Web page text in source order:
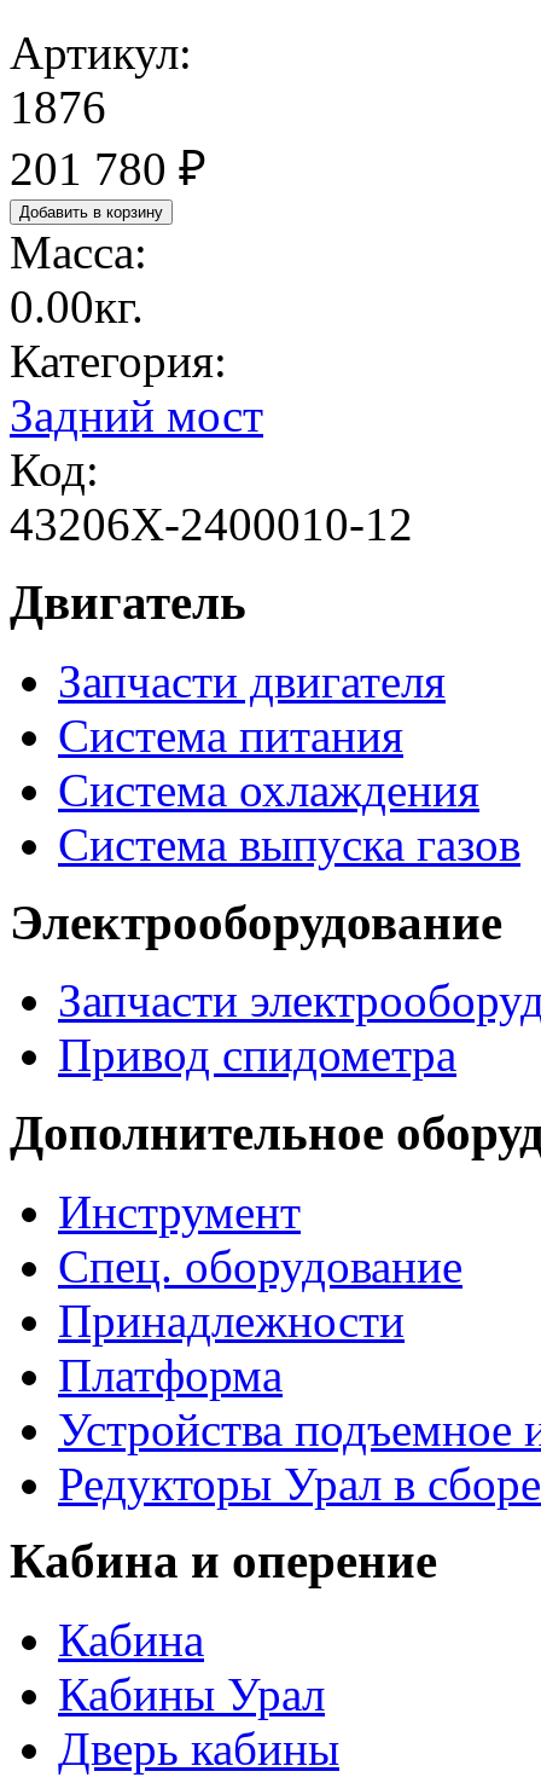
Артикул:
1876
201 780 ₽
Масса:
0.00кг.
Категория:
Задний мост
Код:
43206Х-2400010-12
Двигатель
Запчасти двигателя
Система питания
Система охлаждения
Система выпуска газов
Электрооборудование
Запчасти
Привод спидометра
Дополнительное
Инструмент
Спец. оборудование
Принадлежности
Платформа
Устройства
Редукторы Урал в сборе
Кабина и оперение
Кабина
Кабины Урал
Дверь кабины